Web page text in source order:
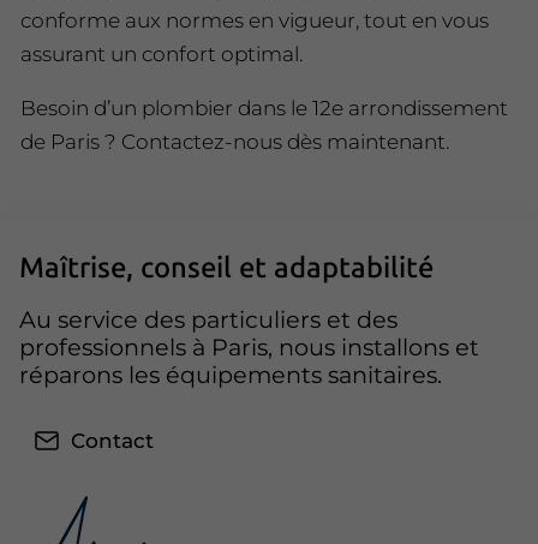
conforme aux normes en vigueur, tout en vous
assurant un confort optimal.
Besoin d’un plombier dans le 12e arrondissement
de Paris ? Contactez-nous dès maintenant.
Maîtrise, conseil et adaptabilité
Au service des particuliers et des
professionnels à Paris, nous installons et
réparons les équipements sanitaires.
Contact